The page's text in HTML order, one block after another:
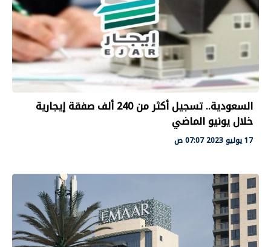
السعودية.. تسجيل أكثر من 240 ألف صفقة إيجارية
خلال يونيو الماضي
17 يوليو 2023 07:07 ص